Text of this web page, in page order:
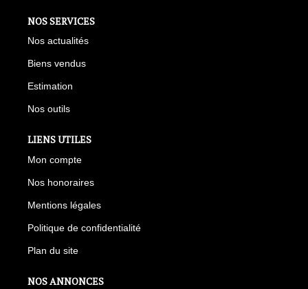
NOS SERVICES
Nos actualités
Biens vendus
Estimation
Nos outils
LIENS UTILES
Mon compte
Nos honoraires
Mentions légales
Politique de confidentialité
Plan du site
NOS ANNONCES